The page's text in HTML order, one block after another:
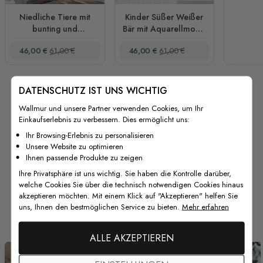
Niedliche Tiere mit
bunting und
Wandtattoo für das
Sonderpreis
46,00 € Regulärer Preis
61,00 €
Kinder Süßer Weißer
Bär mit Aquarellmond
Wandtattoo
Sonderpreis
46,00 € Regulärer Preis
61,00 €
Von unseren Kunden
DATENSCHUTZ IST UNS WICHTIG
Wallmur und unsere Partner verwenden Cookies, um Ihr
Einkaufserlebnis zu verbessern. Dies ermöglicht uns:
Ihr Browsing-Erlebnis zu personalisieren
Unsere Website zu optimieren
Ihnen passende Produkte zu zeigen
Ihre Privatsphäre ist uns wichtig. Sie haben die Kontrolle darüber,
welche Cookies Sie über die technisch notwendigen Cookies hinaus
akzeptieren möchten. Mit einem Klick auf "Akzeptieren" helfen Sie
uns, Ihnen den bestmöglichen Service zu bieten. Mehr erfahren
ALLE AKZEPTIEREN